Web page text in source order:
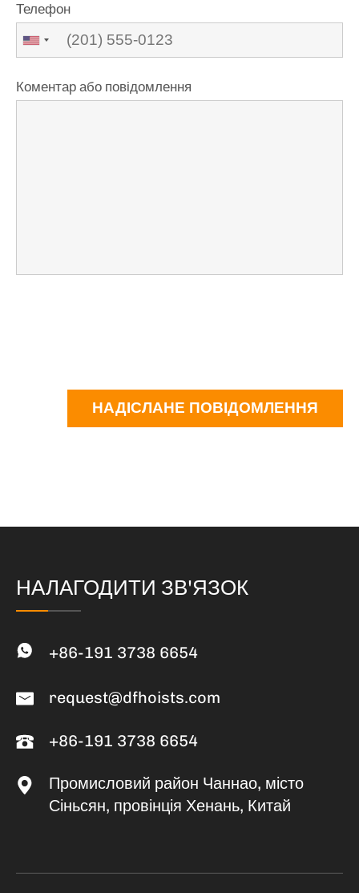
Телефон
Коментар або повідомлення
НАДІСЛАНЕ ПОВІДОМЛЕННЯ
НАЛАГОДИТИ ЗВ'ЯЗОК
+86-191 3738 6654
request@dfhoists.com
+86-191 3738 6654
Промисловий район Чаннао, місто
Сіньсян, провінція Хенань, Китай